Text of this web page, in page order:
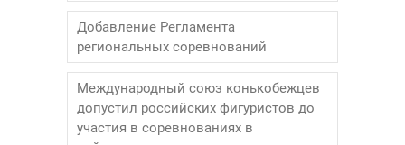
Добавление Регламента
региональных соревнований
Международный союз конькобежцев
допустил российских фигуристов до
участия в соревнованиях в